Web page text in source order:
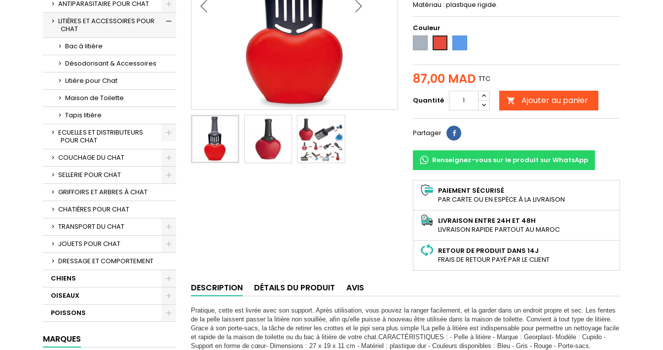
ANTIPARASITAIRE POUR CHAT
LITIÈRES ET ACCESSOIRES POUR
CHAT
Bac à litière
Désodorisant & Accessoires
Litière pour Chat
Maison de Toilette
Tapis litière
ECUELLES ET DISTRIBUTEURS
POUR CHAT
COUCHAGE DU CHAT
SELLERIE POUR CHAT
GRIFFOIRS ET ARBRES À CHAT
CHATIÈRES POUR CHAT
TRANSPORT DU CHAT
JOUETS POUR CHAT
DRESSAGE ET COMPORTEMENT
CHIENS
OISEAUX
POISSONS
MARQUES
Matériau : plastique rigide.
Couleur
87,00 MAD TTC
Quantité  Ajouter au panier
Partager Partager
Renseignez-vous sur le produit sur WhatsApp
PAIEMENT SÉCURISÉ
PAR CARTE OU EN ESPÈCE À LA LIVRAISON
LIVRAISON ENTRE 24H ET 48H
LIVRAISON RAPIDE PARTOUT AU MAROC
RETOUR DE PRODUIT DANS 14J
FRAIS DE RETOUR PAYÉ PAR LE CLIENT
DESCRIPTION DÉTAILS DU PRODUIT AVIS
Pratique, cette est livrée avec son support. Après utilisation, vous pouvez la ranger facilement, et la garder dans un endroit propre et sec. Les fentes
de la pelle laissent passer la litière non souillée, afin qu'elle puisse à nouveau être utilisée dans la maison de toilette. Convient à tout type de litière.
Grace à son porte-sacs, la tâche de retirer les crottes et le pipi sera plus simple !La pelle à litière est indispensable pour permettre un nettoyage facile
et rapide de la maison de toilette ou du bac à litière de votre chat.CARACTÉRISTIQUES : - Pelle à litière - Marque : Georplast- Modèle : Cupido -
Support en forme de cœur- Dimensions : 27 x 19 x 11 cm - Matériel : plastique dur - Couleurs disponibles : Bleu - Gris - Rouge - Porte-sacs.